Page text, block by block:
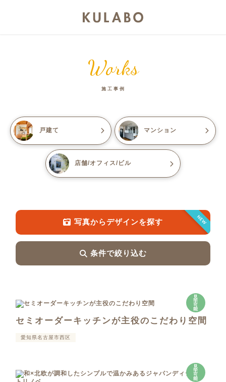
Works
施工事例
戸建て マンション
店舗/オフィス/ビル
NEW
写真からデザインを探す
条件で絞り込む
見
学
可
能
セミオーダーキッチンが主役のこだわり空間
愛知県名古屋市西区
見
学
可
能